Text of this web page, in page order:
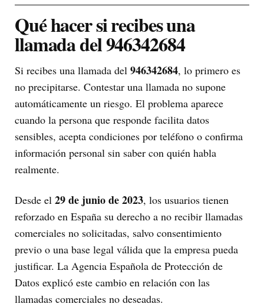
Qué hacer si recibes una
llamada del 946342684
Si recibes una llamada del 946342684, lo primero es
no precipitarse. Contestar una llamada no supone
automáticamente un riesgo. El problema aparece
cuando la persona que responde facilita datos
sensibles, acepta condiciones por teléfono o confirma
información personal sin saber con quién habla
realmente.
Desde el 29 de junio de 2023, los usuarios tienen
reforzado en España su derecho a no recibir llamadas
comerciales no solicitadas, salvo consentimiento
previo o una base legal válida que la empresa pueda
justificar. La Agencia Española de Protección de
Datos explicó este cambio en relación con las
llamadas comerciales no deseadas.